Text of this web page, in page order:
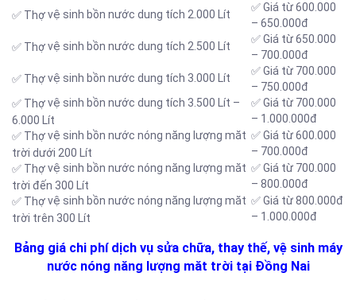
✅ Thợvệ sinh bồn nước dung tích 2.000 Lít
✅ Giá từ 600.000
– 650.000đ
✅ Thợvệ sinh bồn nước dung tích 2.500 Lít
✅ Giá từ 650.000
– 700.000đ
✅ Thợvệ sinh bồn nước dung tích 3.000 Lít
✅ Giá từ 700.000
– 750.000đ
✅ Thợvệ sinh bồn nước dung tích 3.500 Lít –
6.000 Lít
✅ Giá từ 700.000
– 1.000.000đ
✅ Thợvệ sinh bồn nước nóng năng lượng măt
trời dưới 200 Lít
✅ Giá từ 600.000
– 700.000đ
✅ Thợvệ sinh bồn nước nóng năng lượng măt
trời đến 300 Lít
✅ Giá từ 700.000
– 800.000đ
✅ Thợvệ sinh bồn nước nóng năng lượng măt
trời trên 300 Lít
✅ Giá từ 800.000đ
– 1.000.000đ
Bảng giá chi phí dịch vụ sửa chữa, thay thế, vệ sinh máy
nước nóng năng lượng măt trời tại Đồng Nai